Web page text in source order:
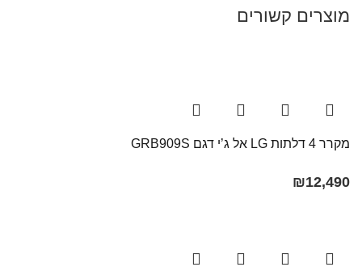
מוצרים קשורים
מקרר 4 דלתות LG אל ג’י דגם GRB909S
₪12,490